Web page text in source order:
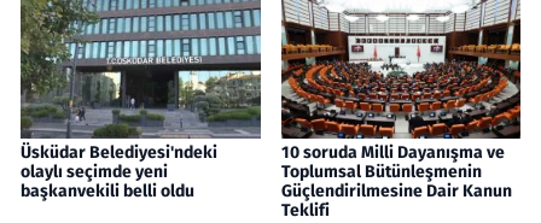
Üsküdar Belediyesi'ndeki
olaylı seçimde yeni
başkanvekili belli oldu
10 soruda Milli Dayanışma ve
Toplumsal Bütünleşmenin
Güçlendirilmesine Dair Kanun
Teklifi